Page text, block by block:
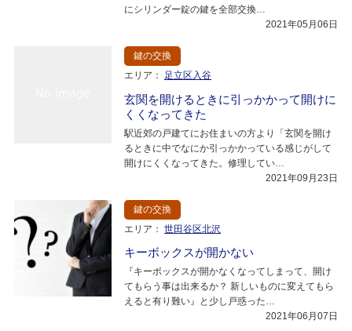
にシリンダー錠の鍵を全部交換…
2021年05月06日
鍵の交換
エリア：
足立区入谷
玄関を開けるときに引っかかって開けに
くくなってきた
駅近郊の戸建てにお住まいの方より「玄関を開け
るときに中でなにか引っかかっている感じがして
開けにくくなってきた。修理してい…
2021年09月23日
鍵の交換
エリア： 世田谷区北沢
キーボックスが開かない
『キーボックスが開かなくなってしまって、開け
てもらう事は出来るか？ 新しいものに変えてもら
えると有り難い』と少し戸惑った…
2021年06月07日